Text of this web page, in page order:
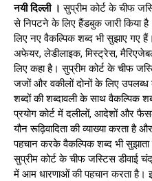
नयी दिल्ली । सुप्रीम कोर्ट के चीफ
से निपटने के लिए हैंडबुक जारी किया
लिए नए वैकल्पिक शब्द भी सुझाए गए
अफेयर, लेडीलाइक, मिस्ट्रेस,
लिए कहा है। सुप्रीम कोर्ट के चीफ
जजों और वकीलों दोनों के लिए
शब्दों की शब्दावली के साथ वैकल्पिक
प्रयोग कोर्ट में दलीलों, आदेशों और
यौन रूढ़िवादिता की व्याख्या करता है
पहचान करके वैकल्पिक शब्द भी सुझाता
सुप्रीम कोर्ट के चीफ जस्टिस डीवाई
में आम धारणाओं की पहचान करता है।